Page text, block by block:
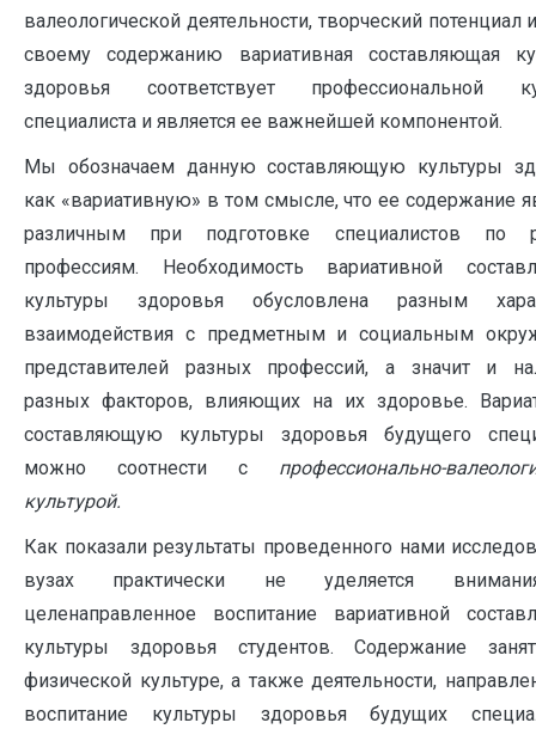
валеологической деятельности, творческий потенциал
своему содержанию вариативная составляющая
здоровья соответствует профессиональной
специалиста и является ее важнейшей компонентой.
Мы обозначаем данную составляющую культуры
как «вариативную» в том смысле, что ее содержание
различным при подготовке специалистов по
профессиям. Необходимость вариативной
культуры здоровья обусловлена разным
взаимодействия с предметным и социальным
представителей разных профессий, а значит и
разных факторов, влияющих на их здоровье.
составляющую культуры здоровья будущего
можно соотнести с профессионально-
культурой.
Как показали результаты проведенного нами
вузах практически не уделяется
целенаправленное воспитание вариативной
культуры здоровья студентов. Содержание
физической культуре, а также деятельности,
воспитание культуры здоровья будущих